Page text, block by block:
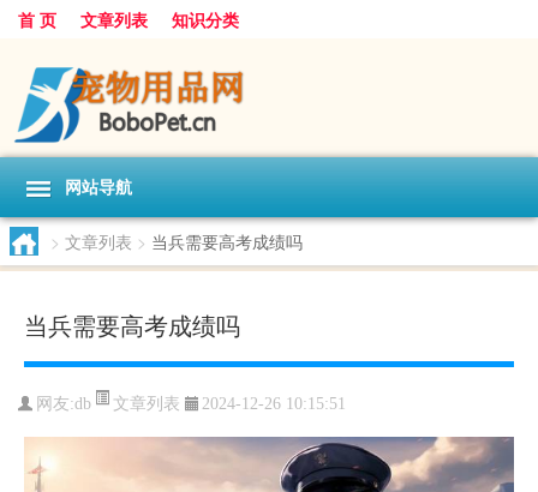
首 页 文章列表 知识分类
网站导航
> 文章列表 > 当兵需要高考成绩吗
当兵需要高考成绩吗
网友:db 文章列表 2024-12-26 10:15:51